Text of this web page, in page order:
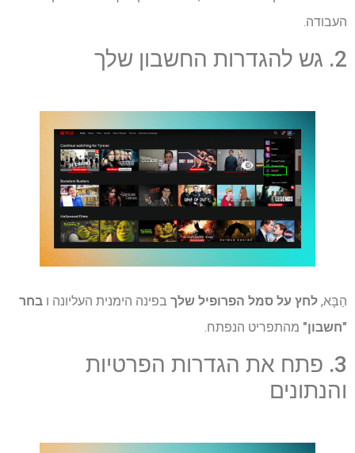
העבודה.
2. גש להגדרות החשבון שלך
הַבָּא, לחץ על סמל הפרופיל שלך בפינה הימנית העליונה ו בחר
"חשבון" מהתפריט הנפתח.
3. פתח את הגדרות הפרטיות
והנתונים